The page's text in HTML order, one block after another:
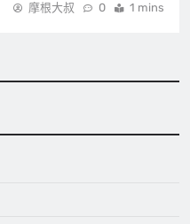
摩根大叔 0 1 mins